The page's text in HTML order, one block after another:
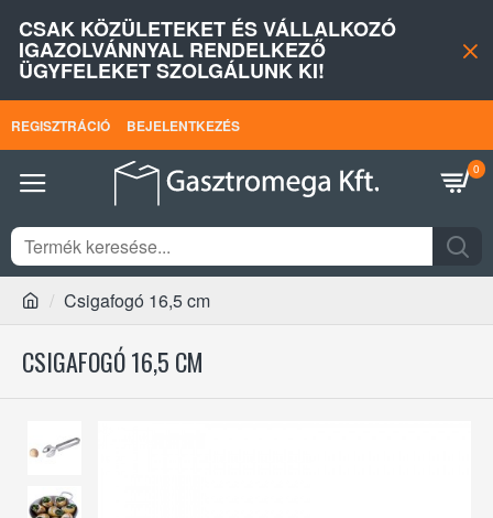
CSAK KÖZÜLETEKET ÉS VÁLLALKOZÓ
IGAZOLVÁNNYAL RENDELKEZŐ
ÜGYFELEKET SZOLGÁLUNK KI!
REGISZTRÁCIÓ BEJELENTKEZÉS
0
Csigafogó 16,5 cm
CSIGAFOGÓ 16,5 CM